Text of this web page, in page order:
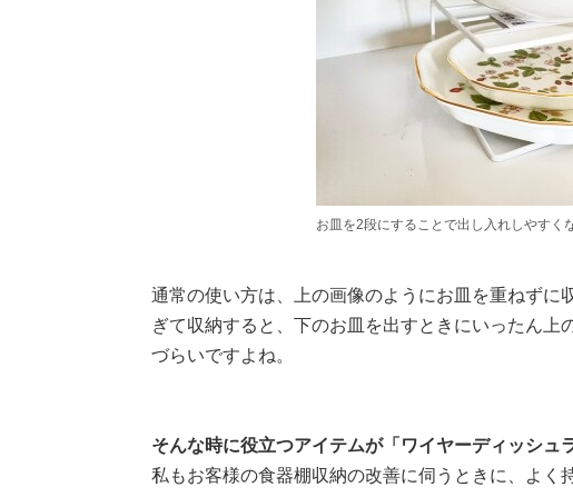
お皿を2段にすることで出し入れしやすく
通常の使い方は、上の画像のようにお皿を重ねずに
ぎて収納すると、下のお皿を出すときにいったん上
づらいですよね。
そんな時に役立つアイテムが「ワイヤーディッシュ
私もお客様の食器棚収納の改善に伺うときに、よく